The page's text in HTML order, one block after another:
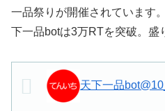
一品祭りが開催されています
下一品botは3万RTを突破。盛
天下一品bot